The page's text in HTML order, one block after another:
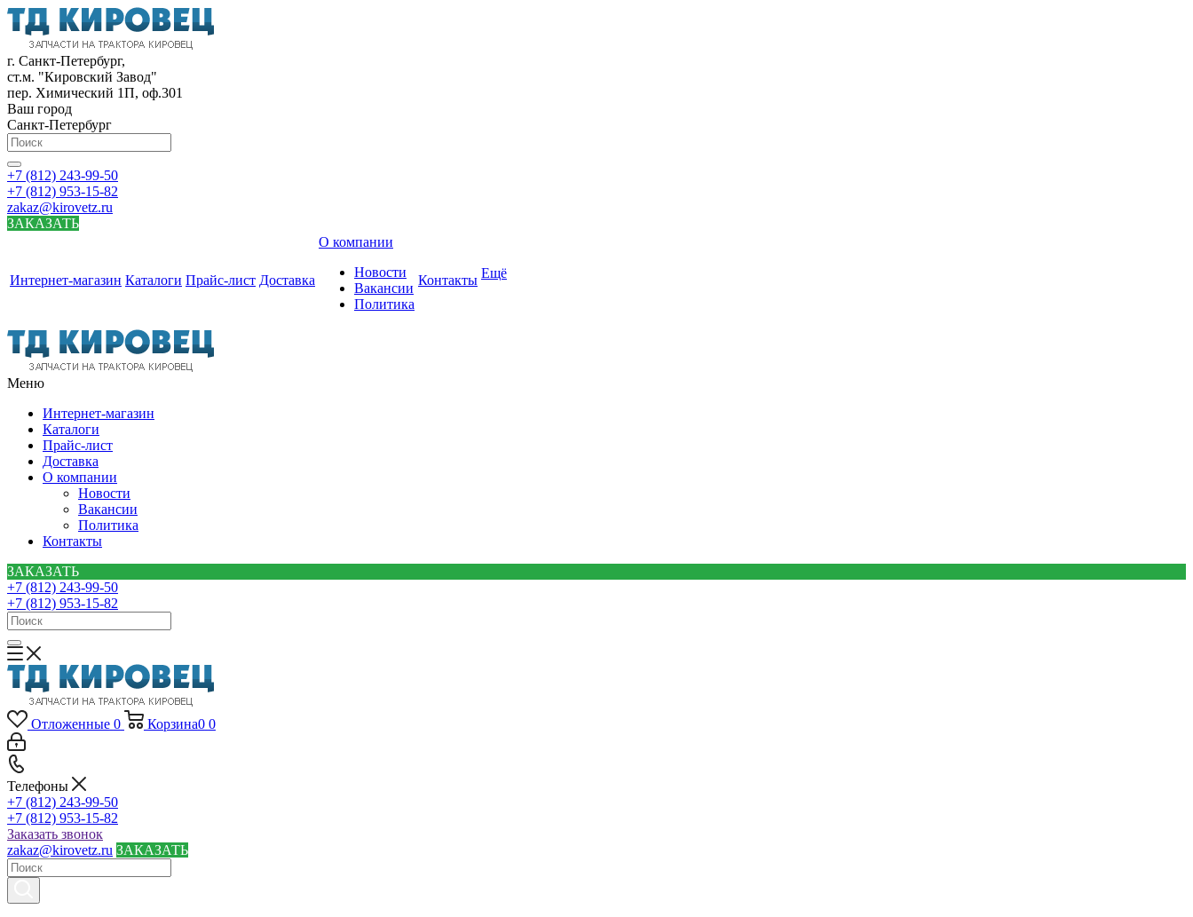
г. Санкт-Петербург,
ст.м. "Кировский Завод"
пер. Химический 1П, оф.301
Ваш город
Санкт-Петербург
+7 (812) 243-99-50
+7 (812) 953-15-82
zakaz@kirovetz.ru
ЗАКАЗАТЬ
Интернет-магазин Каталоги Прайс-лист Доставка
О компании
Новости
Вакансии
Политика
Контакты Ещё
Меню
Интернет-магазин
Каталоги
Прайс-лист
Доставка
О компании
Новости
Вакансии
Политика
Контакты
ЗАКАЗАТЬ
+7 (812) 243-99-50
+7 (812) 953-15-82
Отложенные 0 Корзина0 0
Телефоны
+7 (812) 243-99-50
+7 (812) 953-15-82
Заказать звонок
zakaz@kirovetz.ru ЗАКАЗАТЬ